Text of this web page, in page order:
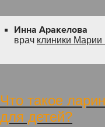
Инна Аракелова
врач клиники
Что такое
для детей?